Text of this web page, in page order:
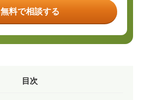
無料で相談する
目次